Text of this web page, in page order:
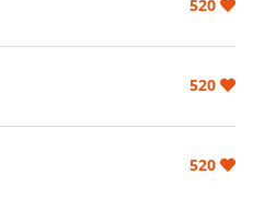
520
520
520